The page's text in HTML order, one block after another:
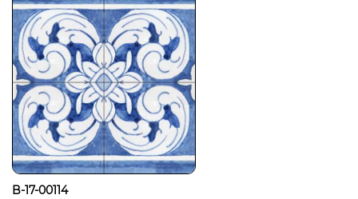
B-17-00114